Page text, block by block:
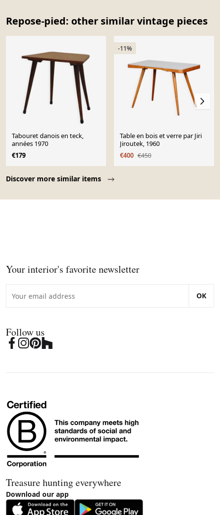
Repose-pied: other similar vintage pieces
Discover more similar items
Tabouret danois en teck,
années 1970
€179
-11%
Table en bois et verre par Jiri
Jiroutek, 1960
€400 €450
Your interior's favorite newsletter
OK
Follow us
Treasure hunting everywhere
Download our app